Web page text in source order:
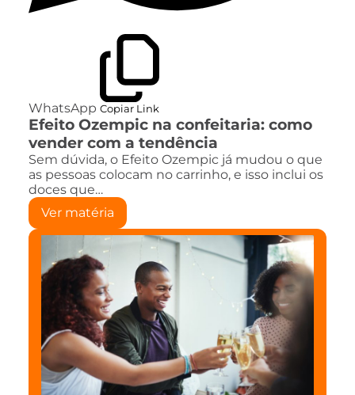
WhatsApp Copiar Link
Efeito Ozempic na confeitaria: como
vender com a tendência
Sem dúvida, o Efeito Ozempic já mudou o que
as pessoas colocam no carrinho, e isso inclui os
doces que…
Ver matéria